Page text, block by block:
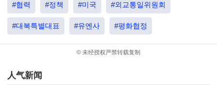
#협력 #정책 #미국 #외교통일위원회
#대북특별대표 #유엔사 #평화협정
© 未经授权严禁转载复制
人气新闻